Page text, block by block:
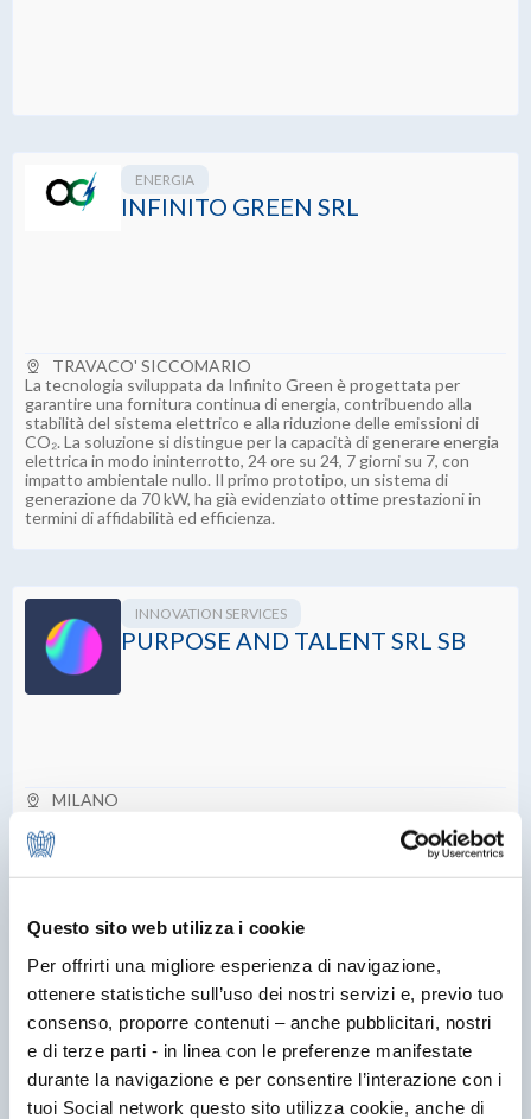
Questo sito web utilizza i cookie
Per offrirti una migliore esperienza di navigazione,
ottenere statistiche sull’uso dei nostri servizi e, previo tuo
consenso, proporre contenuti – anche pubblicitari, nostri
e di terze parti - in linea con le preferenze manifestate
durante la navigazione e per consentire l’interazione con i
tuoi Social network questo sito utilizza cookie, anche di
ENERGIA
INFINITO GREEN SRL
TRAVACO' SICCOMARIO
La tecnologia sviluppata da Infinito Green è progettata per
garantire una fornitura continua di energia, contribuendo alla
stabilità del sistema elettrico e alla riduzione delle emissioni di
CO₂. La soluzione si distingue per la capacità di generare energia
elettrica in modo ininterrotto, 24 ore su 24, 7 giorni su 7, con
impatto ambientale nullo. Il primo prototipo, un sistema di
generazione da 70 kW, ha già evidenziato ottime prestazioni in
termini di affidabilità ed efficienza.
INNOVATION SERVICES
PURPOSE AND TALENT SRL SB
MILANO
Collection, che grazie alla metodologia ed agli strumenti
sviluppati fotografa, misura e allinea il Purpose dell’Azienda al suo
Capitale Umano.
OLO24 SRL